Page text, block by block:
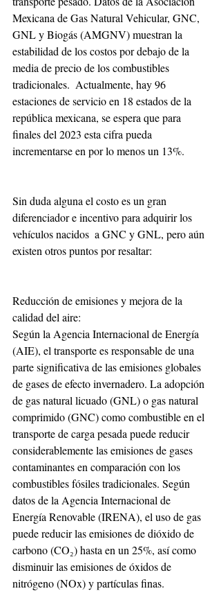
Mexicana de Gas Natural Vehicular, GNC,
GNL y Biogás (AMGNV) muestran la
estabilidad de los costos por debajo de la
media de precio de los combustibles
tradicionales.  Actualmente, hay 96
estaciones de servicio en 18 estados de la
república mexicana, se espera que para
finales del 2023 esta cifra pueda
incrementarse en por lo menos un 13%.
Sin duda alguna el costo es un gran
diferenciador e incentivo para adquirir los
vehículos nacidos  a GNC y GNL, pero aún
existen otros puntos por resaltar:
Reducción de emisiones y mejora de la
calidad del aire:
Según la Agencia Internacional de Energía
(AIE), el transporte es responsable de una
parte significativa de las emisiones globales
de gases de efecto invernadero. La adopción
de gas natural licuado (GNL) o gas natural
comprimido (GNC) como combustible en el
transporte de carga pesada puede reducir
considerablemente las emisiones de gases
contaminantes en comparación con los
combustibles fósiles tradicionales. Según
datos de la Agencia Internacional de
Energía Renovable (IRENA), el uso de gas
puede reducir las emisiones de dióxido de
carbono (CO₂) hasta en un 25%, así como
disminuir las emisiones de óxidos de
nitrógeno (NOx) y partículas finas.